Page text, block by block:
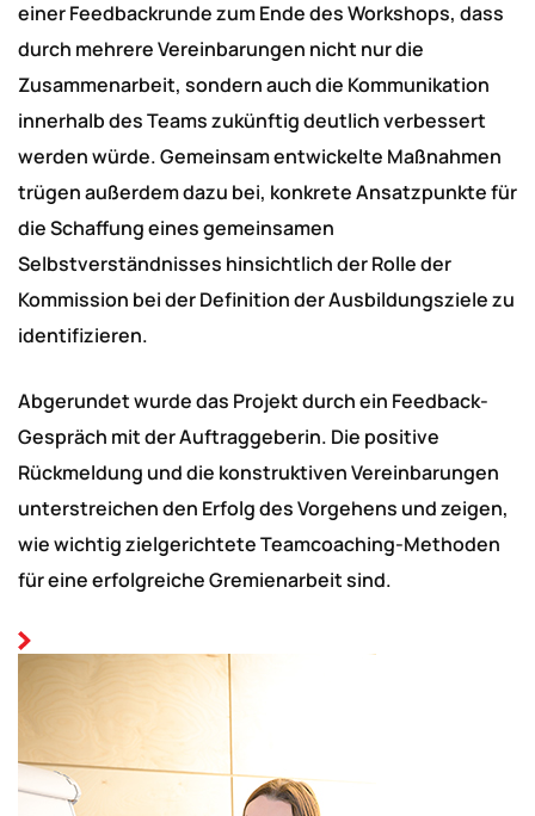
einer Feedbackrunde zum Ende des Workshops, dass
durch mehrere Vereinbarungen nicht nur die
Zusammenarbeit, sondern auch die Kommunikation
innerhalb des Teams zukünftig deutlich verbessert
werden würde. Gemeinsam entwickelte Maßnahmen
trügen außerdem dazu bei, konkrete Ansatzpunkte für
die Schaffung eines gemeinsamen
Selbstverständnisses hinsichtlich der Rolle der
Kommission bei der Definition der Ausbildungsziele zu
identifizieren.
Abgerundet wurde das Projekt durch ein Feedback-
Gespräch mit der Auftraggeberin. Die positive
Rückmeldung und die konstruktiven Vereinbarungen
unterstreichen den Erfolg des Vorgehens und zeigen,
wie wichtig zielgerichtete Teamcoaching-Methoden
für eine erfolgreiche Gremienarbeit sind.